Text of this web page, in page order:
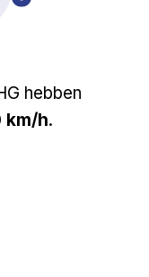
hebben
km/h.